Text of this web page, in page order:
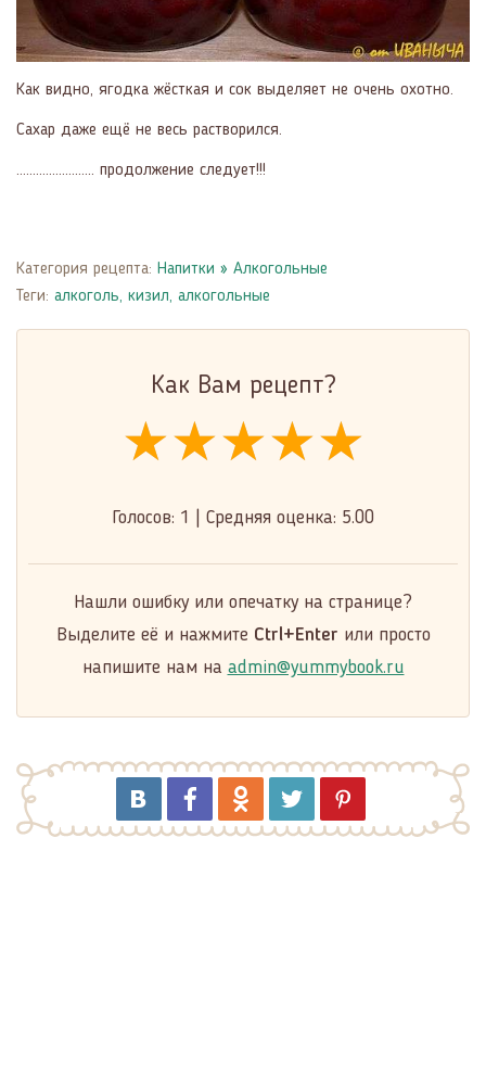
Как видно, ягодка жёсткая и сок выделяет не очень охотно.
Сахар даже ещё не весь растворился.
…………………… продолжение следует!!!
Категория рецепта: Напитки » Алкогольные
Теги: алкоголь, кизил, алкогольные
Как Вам рецепт?
★★★★★
★★★★★
★★★★★
Голосов: 1 Средняя оценка: 5.00
Нашли ошибку или опечатку на странице?
Выделите её и нажмите Ctrl+Enter или просто
напишите нам на admin@yummybook.ru